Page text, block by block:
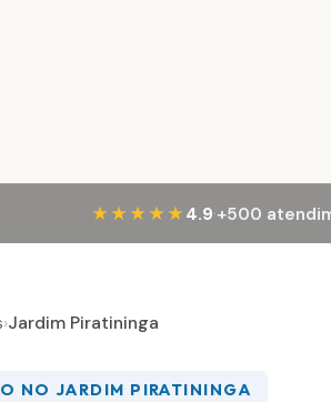
★★★★★ 4.9·+500
›Jardim Piratininga
NO JARDIM PIRATININGA